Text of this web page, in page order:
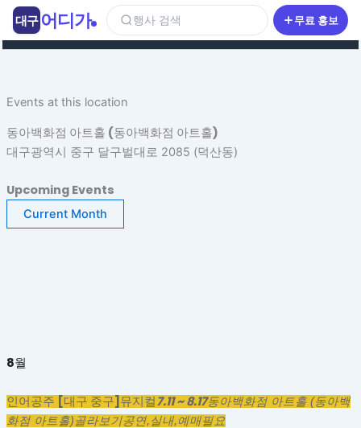
츠
너
뛰
Events at this location
동아백화점 아트홀 (동아백화점 아트홀)
대구광역시 중구 달구벌대로 2085 (덕산동)
Upcoming Events
Current Month
8월
인어공주 [대구 중구] 뮤지컬7.11 ~ 8.17동아백화점 아트홀 (동아백
화점 아트홀)골라보기공연,실내,예매필요
대구 어디가 행사 검색 무료 홍보